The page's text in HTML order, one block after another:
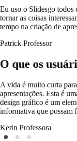
Eu uso o Slidesgo todos
tornar as coisas
tempo na criação de
Patrick Professor
O que os
A vida é muito curta
apresentações. Esta é
design gráfico é um
informativa que possam
Kerin Professora